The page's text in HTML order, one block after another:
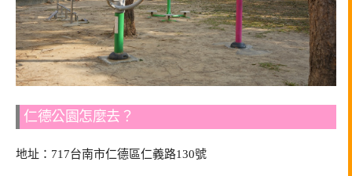
仁德公園怎麼去？
地址：717台南市仁德區仁義路130號